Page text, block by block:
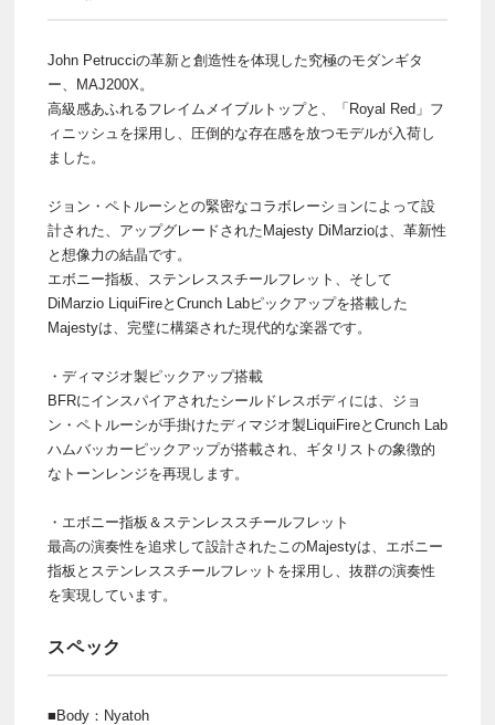
John Petrucciの革新と創造性を体現した究極のモダンギタ
ー、MAJ200X。
高級感あふれるフレイムメイブルトップと、「Royal Red」フ
ィニッシュを採用し、圧倒的な存在感を放つモデルが入荷し
ました。
ジョン・ペトルーシとの緊密なコラボレーションによって設
計された、アップグレードされたMajesty DiMarzioは、革新性
と想像力の結晶です。
エボニー指板、ステンレススチールフレット、そして
DiMarzio LiquiFireとCrunch Labピックアップを搭載した
Majestyは、完璧に構築された現代的な楽器です。
・ディマジオ製ピックアップ搭載
BFRにインスパイアされたシールドレスボディには、ジョ
ン・ペトルーシが手掛けたディマジオ製LiquiFireとCrunch Lab
ハムバッカーピックアップが搭載され、ギタリストの象徴的
なトーンレンジを再現します。
・エボニー指板＆ステンレススチールフレット
最高の演奏性を追求して設計されたこのMajestyは、エボニー
指板とステンレススチールフレットを採用し、抜群の演奏性
を実現しています。
スペック
■Body：Nyatoh